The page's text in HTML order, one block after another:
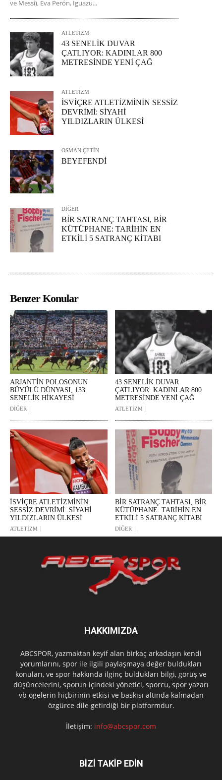
ve Messi), Eva Perón, Iguazu...
ATLETİZM
43 SENELİK DUVAR
ÇATLIYOR: KADINLAR 800
METRESİNDE YENİ ÇAĞ
ATLETİZM
İSVİÇRE ATLETİZMİNİN SESSİZ
DEVRİMİ: SİYAHİ
YILDIZLARIN ÜLKESİ
OSMAN ÇETİN
BEYEFENDİ
DİĞER
BİR SATRANÇ TAHTASI, BİR
KÜTÜPHANE: TARİHİN EN
ETKİLİ 5 SATRANÇ KİTABI
Benzer Konular
ARJANTİN POLOSONUN
BÜYÜLÜ DÜNYASI, 133
SENELİK HİKAYESİ
DİĞER
43 SENELİK DUVAR
ÇATLIYOR: KADINLAR 800
METRESİNDE YENİ ÇAĞ
ATLETİZM
İSVİÇRE ATLETİZMİNİN
SESSİZ DEVRİMİ: SİYAHİ
YILDIZLARIN ÜLKESİ
ATLETİZM
BİR SATRANÇ TAHTASI, BİR
KÜTÜPHANE: TARİHİN EN
ETKİLİ 5 SATRANÇ KİTABI
DİĞER
HAKKIMIZDA
ABCSPOR, yazmaktan keyif alan birkaç arkadaşın kendi
yorumlarını, spor ile ilgili paylaşmaya değer buldukları
konuları, ve spor hakkında ilginç buldukları bilgi, görüş ve
düşüncelerini, sporun içindeki yönetici, sporcu, spor yazarı
vb ögelerin hiçbirinin etkisi ve baskısı altında kalmadan
özgürce dile getirdiği bir platformdur.
İletişim: info@abcspor.com
BİZİ TAKİP EDİN